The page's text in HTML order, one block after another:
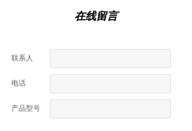
普司达®绿色节能型变频器-P/G Since 1991
普品牌是中国电机软起动领头羊 损耗），轻载节能效
进入高效绿色低碳环保，为企业节能减排提高经营 利
润，为国家提高能源利用率达到双碳目标。 董事长：
戴政耀 2024 年春天
在线留言
联系人
电话
产品型号